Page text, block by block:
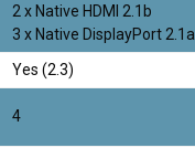
2 x Native HDMI 2.1b
3 x Native DisplayPort 2.1a
Yes (2.3)
4